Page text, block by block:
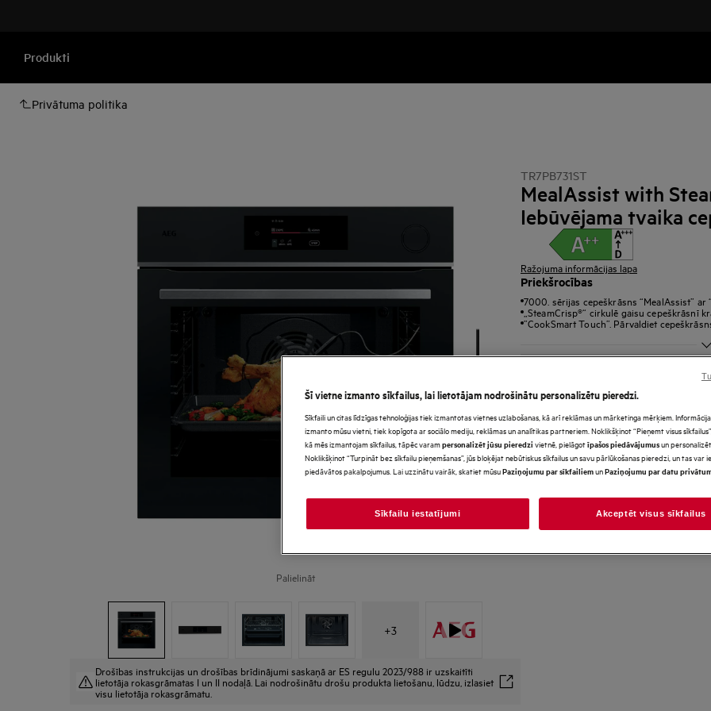
Produkti
Privātuma politika
Palielināt
+3
Drošības instrukcijas un drošības brīdinājumi saskaņā ar ES regulu 2023/988 ir uzskaitīti
lietotāja rokasgrāmatas I un II nodaļā. Lai nodrošinātu drošu produkta lietošanu, lūdzu, izlasiet
visu lietotāja rokasgrāmatu.
TR7PB731ST
MealAssist with
Iebūvējama tvaika
Ražojuma informācijas lapa
Priekšrocības
7000. sērijas cepeškrāsns “MealAssist” ar
„SteamCrisp®“ cirkulē gaisu cepeškrāsnī
”CookSmart Touch”. Pārvaldiet
*Produkta lapas galerijā
paredzēti tikai ilustratīviem
precīzi neatspoguļo šo
Šī vietne izmanto sīkfailus, lai lietotājam nodrošinātu personalizētu pieredzi.
Sīkfaili un citas līdzīgas tehnoloģijas tiek izmantotas vietnes uzlabošanas, kā arī reklāmas un mārketinga mērķiem.
izmanto mūsu vietni, tiek kopīgota ar sociālo mediju, reklāmas un analītikas partneriem. Noklikšķinot “Pieņemt visus
kā mēs izmantojam sīkfailus, tāpēc varampersonalizēt jūsu pieredzi vietnē, pielāgotīpašos piedāvājumusun
Noklikšķinot “Turpināt bez sīkfailu pieņemšanas”, jūs bloķējat nebūtiskus sīkfailus un savu pārlūkošanas pieredzi, un tas var
piedāvātos pakalpojumus. Lai uzzinātu vairāk, skatiet mūsuPaziņojumu par sīkfailiemunPaziņojumu par datu
Sīkfailu iestatījumi Akceptēt visus sīkfailus